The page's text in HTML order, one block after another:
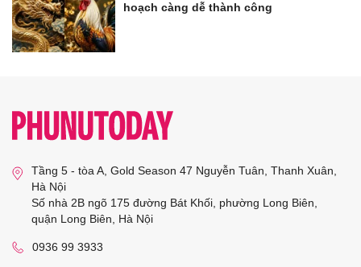
hoạch càng dễ thành công
Tầng 5 - tòa A, Gold Season 47 Nguyễn Tuân, Thanh Xuân,
Hà Nội
Số nhà 2B ngõ 175 đường Bát Khối, phường Long Biên,
quận Long Biên, Hà Nội
0936 99 3933